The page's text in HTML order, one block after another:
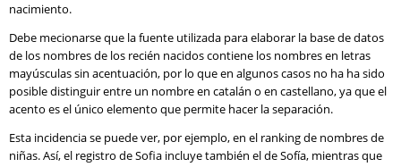
nacimiento.
Debe mecionarse que la fuente utilizada para elaborar la base de datos
de los nombres de los recién nacidos contiene los nombres en letras
mayúsculas sin acentuación, por lo que en algunos casos no ha ha sido
posible distinguir entre un nombre en catalán o en castellano, ya que el
acento es el único elemento que permite hacer la separación.
Esta incidencia se puede ver, por ejemplo, en el ranking de nombres de
niñas. Así, el registro de Sofia incluye también el de Sofía, mientras que